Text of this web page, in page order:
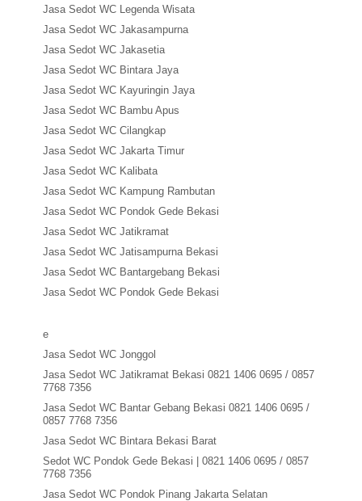
Jasa Sedot WC Legenda Wisata
Jasa Sedot WC Jakasampurna
Jasa Sedot WC Jakasetia
Jasa Sedot WC Bintara Jaya
Jasa Sedot WC Kayuringin Jaya
Jasa Sedot WC Bambu Apus
Jasa Sedot WC Cilangkap
Jasa Sedot WC Jakarta Timur
Jasa Sedot WC Kalibata
Jasa Sedot WC Kampung Rambutan
Jasa Sedot WC Pondok Gede Bekasi
Jasa Sedot WC Jatikramat
Jasa Sedot WC Jatisampurna Bekasi
Jasa Sedot WC Bantargebang Bekasi
Jasa Sedot WC Pondok Gede Bekasi
e
Jasa Sedot WC Jonggol
Jasa Sedot WC Jatikramat Bekasi 0821 1406 0695 / 0857
7768 7356
Jasa Sedot WC Bantar Gebang Bekasi 0821 1406 0695 /
0857 7768 7356
Jasa Sedot WC Bintara Bekasi Barat
Sedot WC Pondok Gede Bekasi | 0821 1406 0695 / 0857
7768 7356
Jasa Sedot WC Pondok Pinang Jakarta Selatan